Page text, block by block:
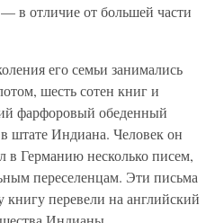
в отличие от большей части
его семьи занимались
шесть сотен книг и
фарфоровый обеденный
штате Индиана. Человек он
в Германию несколько писем,
переселенцам. Эти письма
перевели на английский